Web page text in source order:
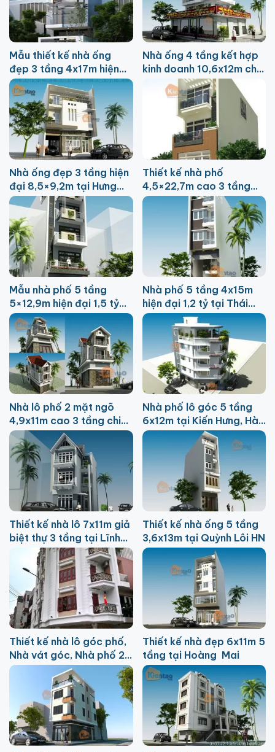
Mẫu thiết kế nhà ống
đẹp 3 tầng 4x17m hiện
đại
Nhà ống 4 tầng kết hợp
kinh doanh 10,6x12m chi
phí 2,2 tỷ
Nhà ống đẹp 3 tầng hiện
đại 8,5×9,2m tại Hưng
Yên
Thiết kế nhà phố
4,5×22,7m cao 3 tầng
chi phí 1,3 tỷ đồng
Mẫu nhà phố 5 tầng
5×12,9m hiện đại 1,5 tỷ
tại Từ Liêm
Nhà phố 5 tầng 4x15m
hiện đại 1,2 tỷ tại Thái
Bình
Nhà lô phố 2 mặt ngõ
4,9x11m cao 3 tầng chi
phí 850 triệu
Nhà phố lô góc 5 tầng
6x12m tại Kiến Hưng, Hà
Đông
Thiết kế nhà lô 7x11m giả
biệt thự 3 tầng tại Lĩnh
Nam HN
Thiết kế nhà ống 5 tầng
3,6x13m tại Quỳnh Lôi HN
Thiết kế nhà lô góc phố,
Nhà vát góc, Nhà phố 2
mặt tiền
Thiết kế nhà đẹp 6x11m 5
tầng tại Hoàng Mai